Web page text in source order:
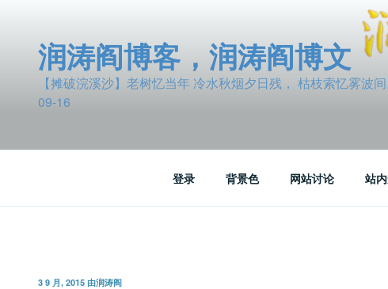
润涛阎博客，润涛阎博文
【摊破浣溪沙】老树忆当年 冷水秋烟夕日残， 枯枝索忆雾
09-16
登录 背景色 网站讨论 站
发
3 9 月, 2015 由润涛阎